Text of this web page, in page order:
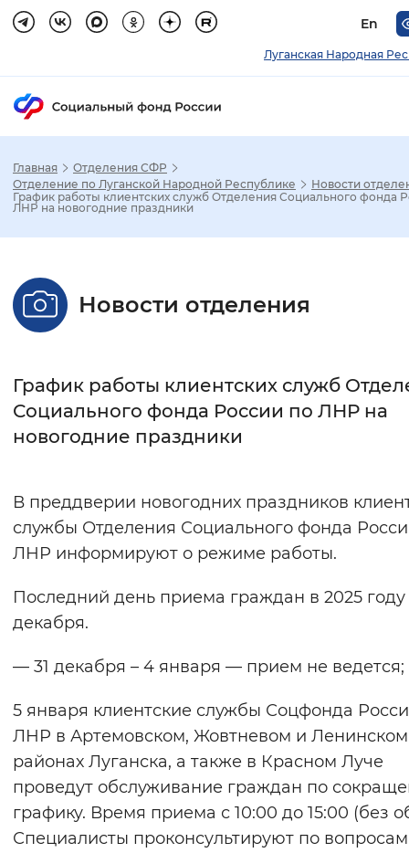
En
Луганская Народная
Стандартный Увеличенный
Без засечек С засечками
Интервал между буквами
Цвет сайта
Монохромный Инверсивный
Синий фон
Звуковой ассистент
Воспроизвести Остановить
Вернуть стандартные настройки
Главная
Отделения СФР
Отделение по Луганской Народной Республике
Новости
График работы клиентских служб Отделения Социального фонда
ЛНР на новогодние праздники
Новости отделения
График работы клиентских служб
Социального фонда России по ЛНР на
новогодние праздники
В преддверии новогодних праздников
службы Отделения Социального фонда
ЛНР информируют о режиме работы.
Последний день приема граждан в 2025
декабря.
— 31 декабря – 4 января — прием не ведется;
5 января клиентские службы Соцфонда
ЛНР в Артемовском, Жовтневом и Ленинском
районах Луганска, а также в Красном Луче
проведут обслуживание граждан по
графику. Время приема с 10:00 до 15:00 (без
Специалисты проконсультируют по вопросам